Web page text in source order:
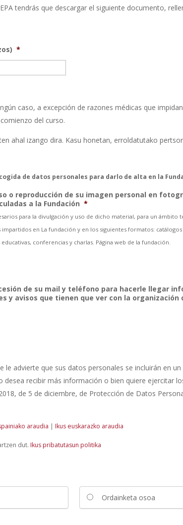
tendrás que descargar el siguiente documento,
*
caso, a excepción de razones médicas que
del curso.
ahal izango dira. Kasu honetan, erroldatutako
de datos personales para darlo de alta en la
o reproducción de su imagen personal en
a la Fundación *
para la divulgación y uso de dicho material, para un
en La fundación y en los siguientes formatos:
conferencias y charlas. Página web de la fundación.
de su mail y teléfono para hacerle llegar
y avisos que tienen que ver con la organización
le advierte que sus datos personales se incluirán en
desea recibir más información o bien quiere ejercitar
de 5 de diciembre, de Protección de Datos
araudia |Ikus euskarazko araudia
dut.Ikus pribatutasun politika
Ordainketa osoa